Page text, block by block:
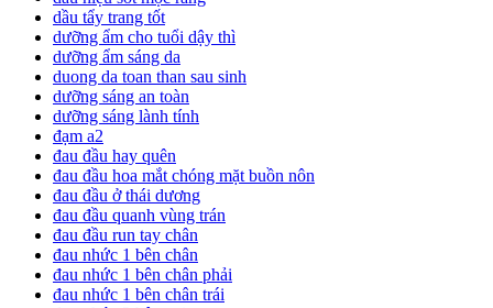
dầu tẩy trang tốt
dưỡng ẩm cho tuổi dậy thì
dưỡng ẩm sáng da
duong da toan than sau sinh
dưỡng sáng an toàn
dưỡng sáng lành tính
đạm a2
đau đầu hay quên
đau đầu hoa mắt chóng mặt buồn nôn
đau đầu ở thái dương
đau đầu quanh vùng trán
đau đầu run tay chân
đau nhức 1 bên chân
đau nhức 1 bên chân phải
đau nhức 1 bên chân trái